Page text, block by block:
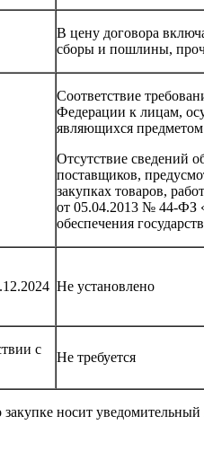
В цену договора
сборы и пошлины,
Соответствие
Федерации к лицам,
являющихся предметом
Отсутствие сведений
поставщиков,
закупках товаров,
от 05.04.2013 № 44-ФЗ
обеспечения
Не установлено
с
Не требуется
носит